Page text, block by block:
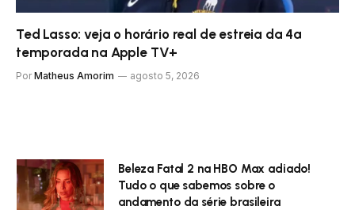
Ted Lasso: veja o horário real de estreia da 4ª
temporada na Apple TV+
Por Matheus Amorim agosto 5, 2026
Beleza Fatal 2 na HBO Max adiado!
Tudo o que sabemos sobre o
andamento da série brasileira